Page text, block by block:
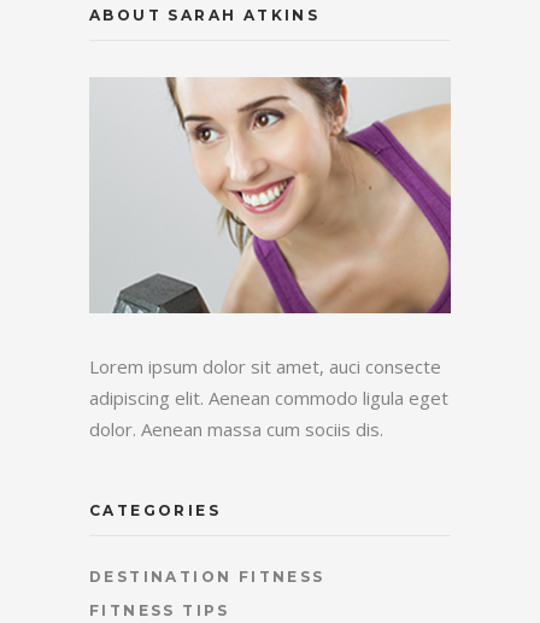
ABOUT SARAH ATKINS
Lorem ipsum dolor sit amet, auci consecte
adipiscing elit. Aenean commodo ligula eget
dolor. Aenean massa cum sociis dis.
CATEGORIES
DESTINATION FITNESS
FITNESS TIPS